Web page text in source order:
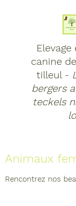
canine
tilleul -
bergers
teckels
Animaux
Rencontrez nos